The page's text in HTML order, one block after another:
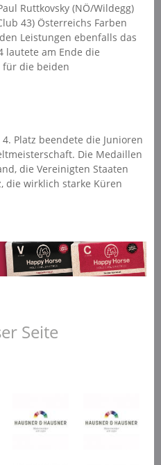
Ruttkovsky (NÖ/Wildegg)
43) Österreichs Farben
Leistungen ebenfalls das
lautete am Ende die
die beiden
Platz beendete die Junioren
Die Medaillen
die Vereinigten Staaten
die wirklich starke Küren
Seite